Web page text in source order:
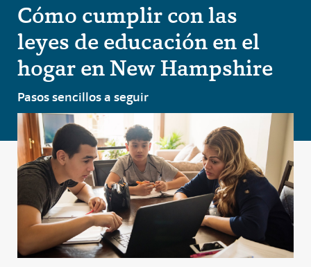
Cómo cumplir con las
leyes de educación en el
hogar en New Hampshire
Pasos sencillos a seguir